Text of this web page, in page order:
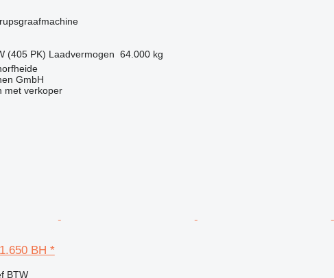
(405 PK) Laadvermogen 64.000 kg
GmbH
met verkoper
BH *
BTW